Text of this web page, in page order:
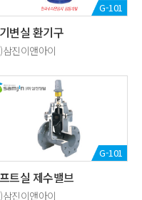
G-101
변실 환기구
삼진이앤아이
G-101
트실 제수밸브
삼진이앤아이